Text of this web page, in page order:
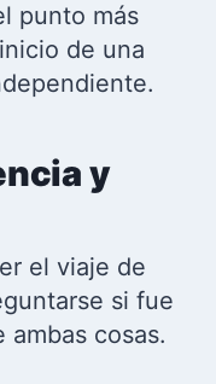
punto más
de una
y
el viaje de
si fue
ambas cosas.